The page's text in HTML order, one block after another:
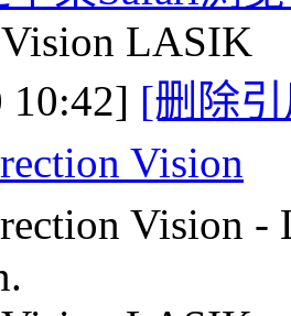
LASIK
10:42] [删除
Vision
Vision -